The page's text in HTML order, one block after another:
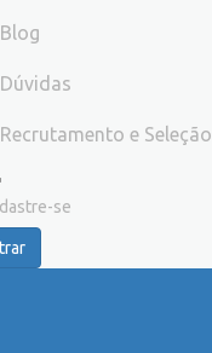
Blog
Dúvidas
Recrutamento e Seleção
se